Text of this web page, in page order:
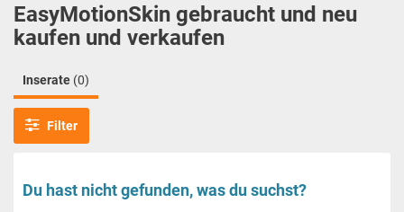
EasyMotionSkin gebraucht und neu
kaufen und verkaufen
Inserate (0)
Filter
Du hast nicht gefunden, was du suchst?